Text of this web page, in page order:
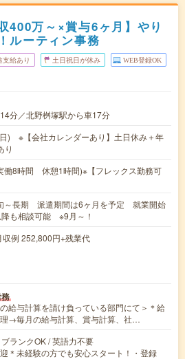
400万～×賞与6ヶ月】やり
ルーティン事務
支給あり 土日祝日が休み WEB登録OK
分／北野桝塚駅から車17分
) ※【会社カレンダーあり】土日休み＋年
り
働8時間 休憩1時間)※【フレックス勤務可
～長期 派遣期間は6ヶ月を予定 就業開始
も相談可能 ※9月～！
例 252,800円+残業代
給与計算を請け負っている部門にて＞＊給
→毎月の給与計算、賞与計算、社…
ランクOK / 英語力不要
＊未経験の方でも安心スタート！・登録